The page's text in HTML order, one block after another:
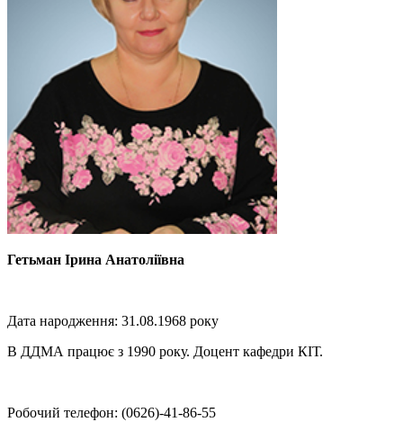
Гетьман Ірина Анатоліївна
Дата народження: 31.08.1968 року
В ДДМА працює з 1990 року. Доцент кафедри КІТ.
Робочий телефон: (0626)-41-86-55